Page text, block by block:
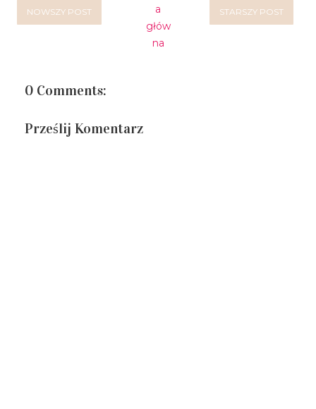
NOWSZY POST STARSZY POST
a
głów
na
0 Comments:
Prześlij Komentarz